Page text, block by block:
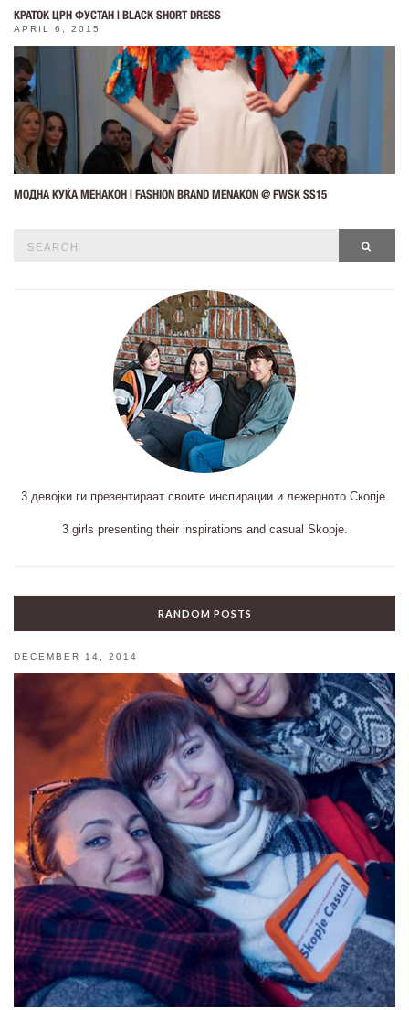
КРАТОК ЦРН ФУСТАН | BLACK SHORT DRESS
APRIL 6, 2015
МОДНА КУЌА МЕНАКОН | FASHION BRAND MENAKON @ FWSK SS15
3 девојки ги презентираат своите инспирации и лежерното Скопје.
3 girls presenting their inspirations and casual Skopje.
RANDOM POSTS
DECEMBER 14, 2014